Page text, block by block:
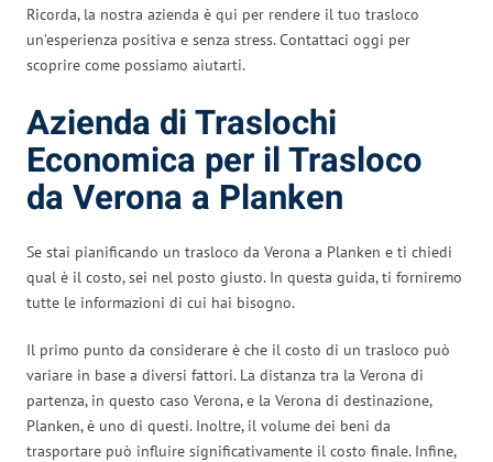
Ricorda, la nostra azienda è qui per rendere il tuo trasloco
un’esperienza positiva e senza stress. Contattaci oggi per
scoprire come possiamo aiutarti.
Azienda di Traslochi
Economica per il Trasloco
da Verona a Planken
Se stai pianificando un trasloco da Verona a Planken e ti chiedi
qual è il costo, sei nel posto giusto. In questa guida, ti forniremo
tutte le informazioni di cui hai bisogno.
Il primo punto da considerare è che il costo di un trasloco può
variare in base a diversi fattori. La distanza tra la Verona di
partenza, in questo caso Verona, e la Verona di destinazione,
Planken, è uno di questi. Inoltre, il volume dei beni da
trasportare può influire significativamente il costo finale. Infine,